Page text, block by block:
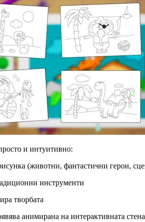
и интуитивно:
(животни, фантастични герои,
инструменти
творбата
анимирана на интерактивната стена